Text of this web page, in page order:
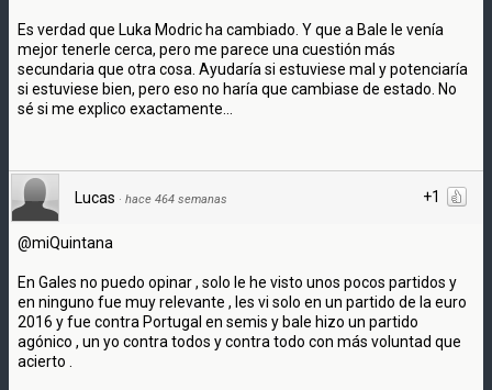
Es verdad que Luka Modric ha cambiado. Y que a Bale le venía
mejor tenerle cerca, pero me parece una cuestión más
secundaria que otra cosa. Ayudaría si estuviese mal y potenciaría
si estuviese bien, pero eso no haría que cambiase de estado. No
sé si me explico exactamente...
+1
Lucas · hace 464 semanas
@miQuintana
En Gales no puedo opinar , solo le he visto unos pocos partidos y
en ninguno fue muy relevante , les vi solo en un partido de la euro
2016 y fue contra Portugal en semis y bale hizo un partido
agónico , un yo contra todos y contra todo con más voluntad que
acierto .